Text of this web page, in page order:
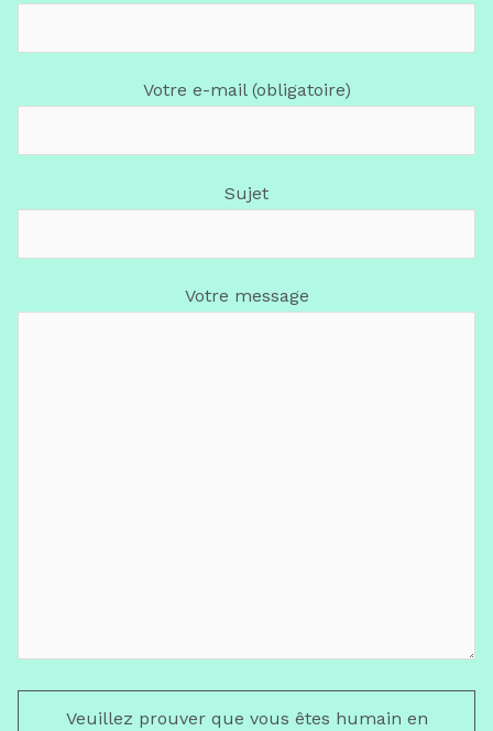
Votre e-mail (obligatoire)
Sujet
Votre message
Veuillez prouver que vous êtes humain en